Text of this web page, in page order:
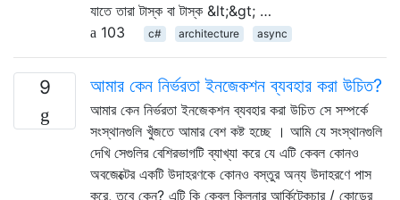
যাতে তারা টাস্ক বা টাস্ক &lt;&gt; …
103
c# architecture async
9 আমার কেন নির্ভরতা ইনজেকশন ব্যবহার করা উচিত?
আমার কেন নির্ভরতা ইনজেকশন ব্যবহার করা উচিত সে সম্পর্কে
সংস্থানগুলি খুঁজতে আমার বেশ কষ্ট হচ্ছে । আমি যে সংস্থানগুলি
দেখি সেগুলির বেশিরভাগটি ব্যাখ্যা করে যে এটি কেবল কোনও
অবজেক্টের একটি উদাহরণকে কোনও বস্তুর অন্য উদাহরণে পাস
করে, তবে কেন? এটি কি কেবল ক্লিনার আর্কিটেকচার / কোডের